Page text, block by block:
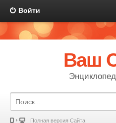
Войти
Ваш
Полная версия Сайта